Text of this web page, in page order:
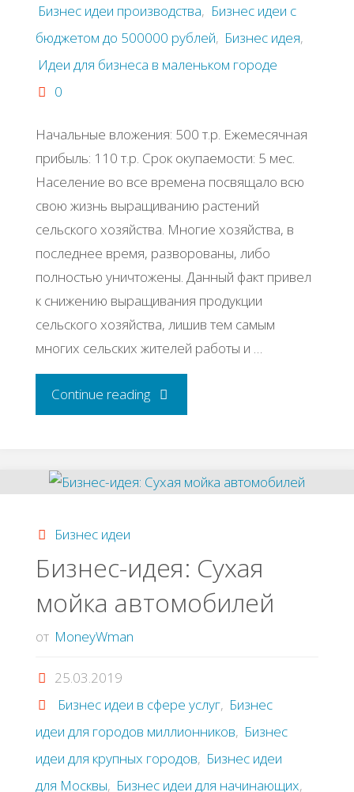
Бизнес идеи производства, Бизнес идеи с
бюджетом до 500000 рублей, Бизнес идея,
Идеи для бизнеса в маленьком городе
0
Начальные вложения: 500 т.р. Ежемесячная
прибыль: 110 т.р. Срок окупаемости: 5 мес.
Население во все времена посвящало всю
свою жизнь выращиванию растений
сельского хозяйства. Многие хозяйства, в
последнее время, разворованы, либо
полностью уничтожены. Данный факт привел
к снижению выращивания продукции
сельского хозяйства, лишив тем самым
многих сельских жителей работы и …
Continue reading"Бизнес-
Выращивание
ландшафтного
Бизнес идеи
Бизнес-идея: Сухая
мойка автомобилей
от MoneyWman
25.03.2019
Бизнес идеи в сфере услуг, Бизнес
идеи для городов миллионников, Бизнес
идеи для крупных городов, Бизнес идеи
для Москвы, Бизнес идеи для начинающих,